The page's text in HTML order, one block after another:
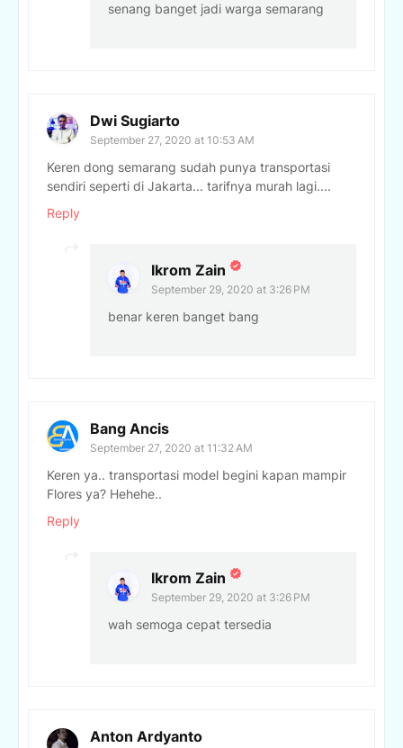
senang banget jadi warga semarang
Dwi Sugiarto
September 27, 2020 at 10:53 AM
Keren dong semarang sudah punya transportasi
sendiri seperti di Jakarta... tarifnya murah lagi....
Reply
Ikrom Zain
September 29, 2020 at 3:26 PM
benar keren banget bang
Bang Ancis
September 27, 2020 at 11:32 AM
Keren ya.. transportasi model begini kapan mampir
Flores ya? Hehehe..
Reply
Ikrom Zain
September 29, 2020 at 3:26 PM
wah semoga cepat tersedia
Anton Ardyanto